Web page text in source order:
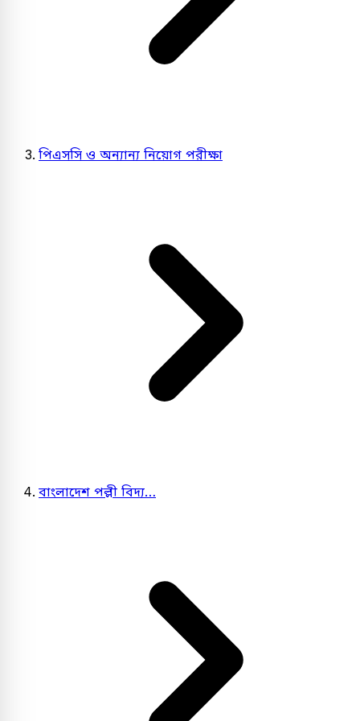
পিএসসি ও অন্যান্য নিয়োগ পরীক্ষা
বাংলাদেশ পল্লী বিদ্য…